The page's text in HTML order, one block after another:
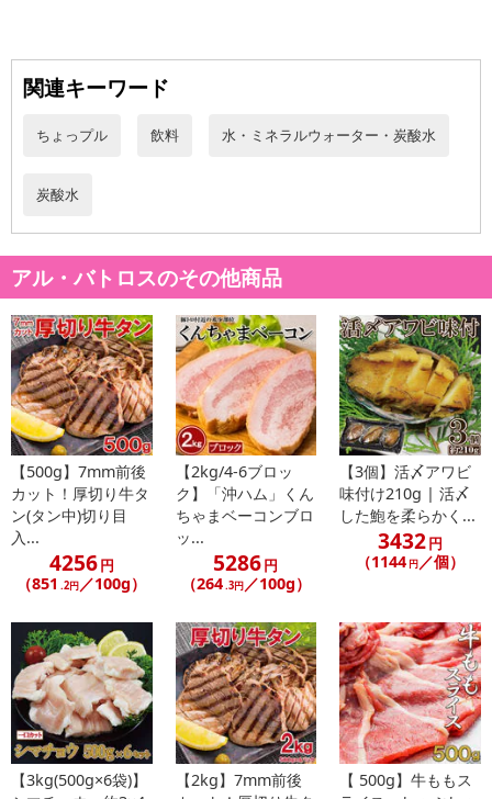
だいた後のご感想をいただくことを目的としており、転売等は固く
禁じます。
止させていただきます。
【配送伝票番号について】
配送伝票番号がマイページに表示されない場合もございます。予
めご了承ください。
発送日カレンダー
休業日
■その他共通および商品カテゴリー別注意事項（※必ずご確認くだ
さい）
こちらの情報は2026-08-04 12:03:36.0での情報となります。
関連キーワード
ちょっプル 飲料 水・ミネラルウォーター・炭酸水
炭酸水
アル・バトロスのその他商品
【500g】7mm前後
カット！厚切り牛タ
ン(タン中)切り目
入...
4256円
（851 .2円／100g）
【2kg/4-6ブロッ
ク】「沖ハム」くん
ちゃまベーコンブロ
ッ...
5286円
（264.3円／100g）
【3個】活〆アワビ
味付け210g | 活〆
した鮑を柔らかく...
3432円
（1144 円／個）
【3kg(500g×6袋)】
【2kg】7mm前後
【 500g】牛ももス